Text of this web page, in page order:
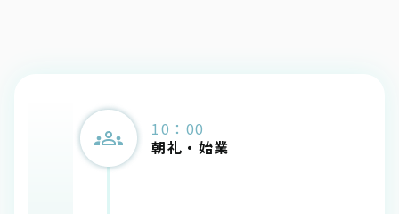
10：00
朝礼・始業